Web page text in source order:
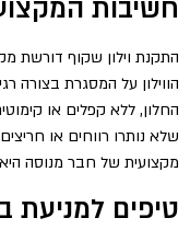
חשיבות
התקנת וילון שקוף דורשת
הווילון על המסגרת בצורה
החלון, ללא קפלים או
שלא נותרו רווחים או
מקצועית של חבר מנוסה
טיפים למניעת